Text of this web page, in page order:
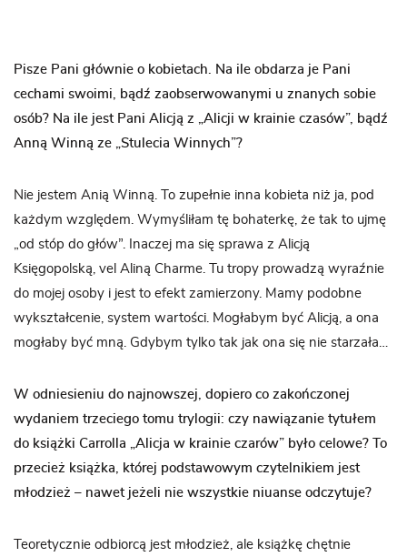
Pisze Pani głównie o kobietach. Na ile obdarza je Pani
cechami swoimi, bądź zaobserwowanymi u znanych sobie
osób? Na ile jest Pani Alicją z „Alicji w krainie czasów”, bądź
Anną Winną ze „Stulecia Winnych”?
Nie jestem Anią Winną. To zupełnie inna kobieta niż ja, pod
każdym względem. Wymyśliłam tę bohaterkę, że tak to ujmę
„od stóp do głów”. Inaczej ma się sprawa z Alicją
Księgopolską, vel Aliną Charme. Tu tropy prowadzą wyraźnie
do mojej osoby i jest to efekt zamierzony. Mamy podobne
wykształcenie, system wartości. Mogłabym być Alicją, a ona
mogłaby być mną. Gdybym tylko tak jak ona się nie starzała…
W odniesieniu do najnowszej, dopiero co zakończonej
wydaniem trzeciego tomu trylogii: czy nawiązanie tytułem
do książki Carrolla „Alicja w krainie czarów” było celowe? To
przecież książka, której podstawowym czytelnikiem jest
młodzież – nawet jeżeli nie wszystkie niuanse odczytuje?
Teoretycznie odbiorcą jest młodzież, ale książkę chętnie